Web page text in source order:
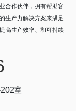
合作伙伴，拥有帮助客
生产力解决方案来满足
高生产效率、和可持续
室